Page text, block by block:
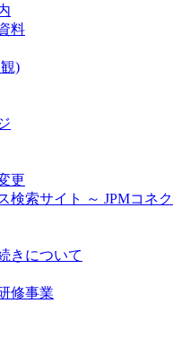
料
)
更
検索サイト ～ JPMコネク
きについて
修事業